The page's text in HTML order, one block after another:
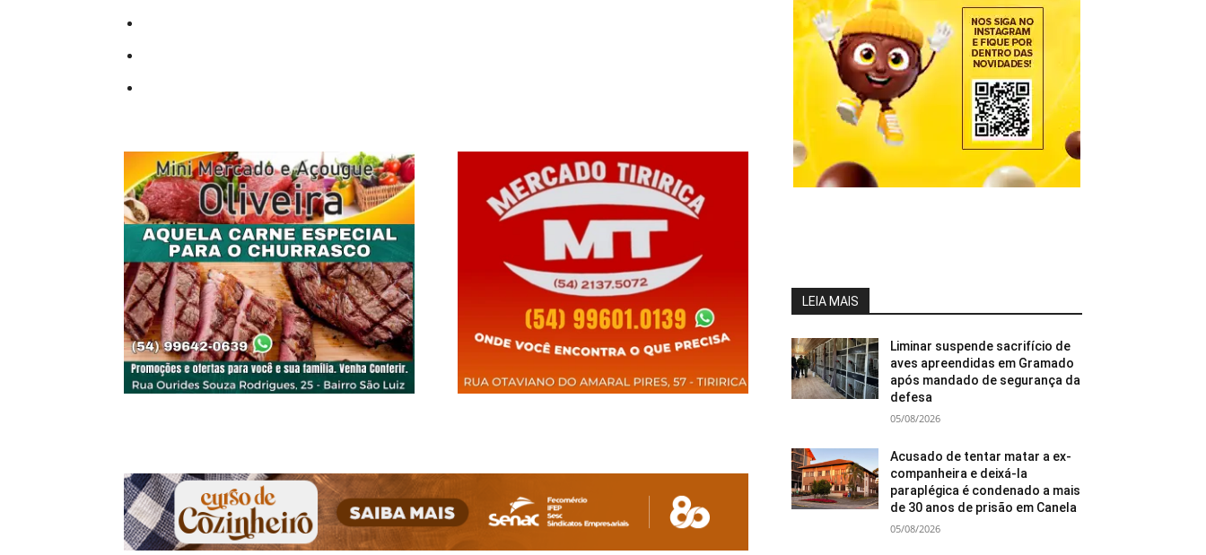
LEIA MAIS
Liminar suspende sacrifício de
aves apreendidas em Gramado
após mandado de segurança da
defesa
05/08/2026
Acusado de tentar matar a ex-
companheira e deixá-la
paraplégica é condenado a mais
de 30 anos de prisão em Canela
05/08/2026